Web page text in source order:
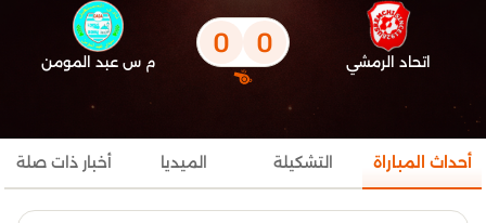
اتحاد الرمشي 0
0 م س عبد المومن
أحداث المباراة التشكيلة الميديا أخبار ذات صلة